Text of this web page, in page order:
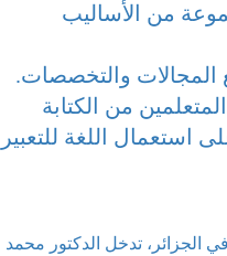
من الأساليب
المجالات والتخصصات.
من الكتابة
استعمال اللغة للتعبير
الجزائر، تدخل الدكتور محمد